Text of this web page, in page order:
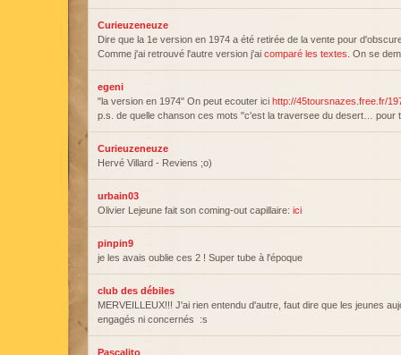
Curieuzeneuze
Dire que la 1e version en 1974 a été retirée de la vente pour
Comme j'ai retrouvé l'autre version j'ai comparé les textes . On se
egeni
"la version en 1974" On peut ecouter ici http://45toursnazes.free.fr/
p.s. de quelle chanson ces mots "c'est la traversee du desert… pour
Curieuzeneuze
Hervé Villard - Reviens ;o)
urbain03
Olivier Lejeune fait son coming-out capillaire: ici
pinpin9
je les avais oublie ces 2 ! Super tube à l'époque
club des débiles
MERVEILLEUX!!! J'ai rien entendu d'autre, faut dire que les jeunes
engagés ni concernés :s
Pascalito